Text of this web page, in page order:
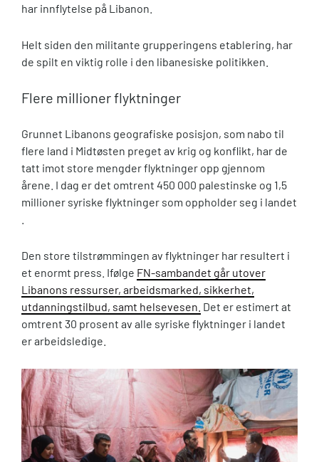
har innflytelse på Libanon.
Helt siden den militante grupperingens etablering, har
de spilt en viktig rolle i den libanesiske politikken.
Flere millioner flyktninger
Grunnet Libanons geografiske posisjon, som nabo til
flere land i Midtøsten preget av krig og konflikt, har de
tatt imot store mengder flyktninger opp gjennom
årene. I dag er det omtrent 450 000 palestinske og 1,5
millioner syriske flyktninger som oppholder seg i landet
Den store tilstrømmingen av flyktninger har resultert i
et enormt press. Ifølge FN-sambandet går utover
Libanons ressurser, arbeidsmarked, sikkerhet,
utdanningstilbud, samt helsevesen. Det er estimert at
omtrent 30 prosent av alle syriske flyktninger i landet
er arbeidsledige.